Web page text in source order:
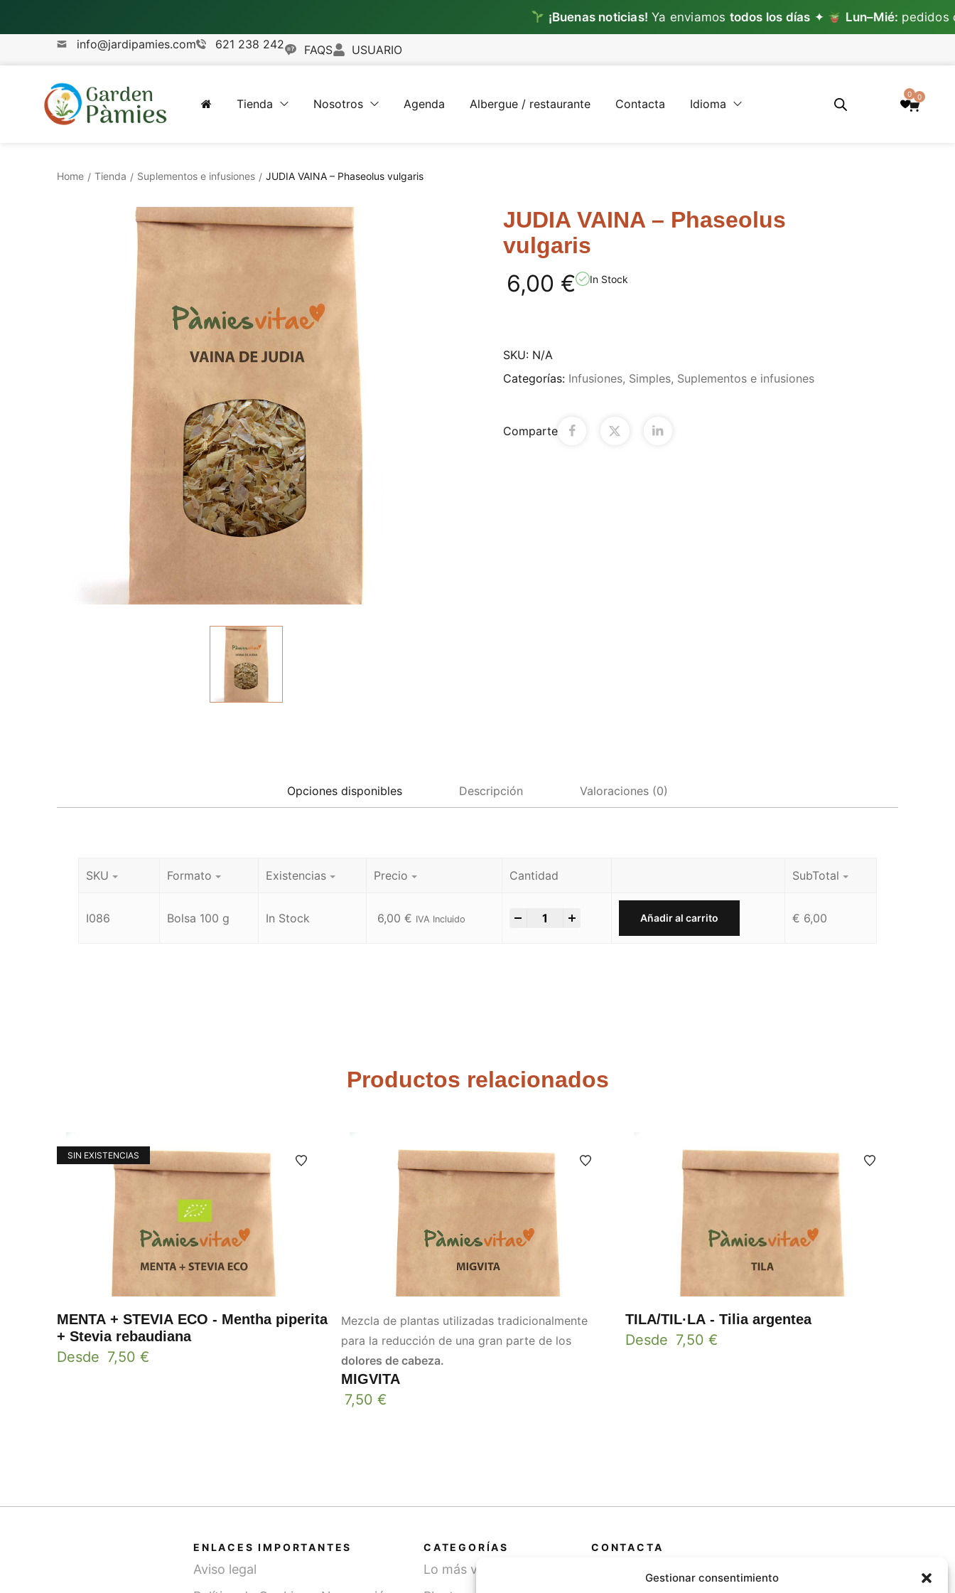
Gestionar consentimiento
¡Buenas noticias!Ya enviamostodos los días✦ Lun–Mié: pedidos con
info@jardipamies.com
621 238 242 FAQS USUARIO
Tienda Nosotros Agenda Albergue / restaurante Contacta Idioma
0 0
Home / Tienda / Suplementos e infusiones / JUDIA VAINA – Phaseolus vulgaris
JUDIA VAINA – Phaseolus
vulgaris
6,00 € In Stock
SKU: N/A
Categorías: Infusiones, Simples, Suplementos e infusiones
Comparte
Opciones disponibles Descripción Valoraciones (0)
SKU Formato Existencias Precio Cantidad SubTotal
I086 Bolsa 100 g In Stock 6,00 € IVA Incluido Añadir al carrito € 6,00
Productos relacionados
SIN EXISTENCIAS
MENTA + STEVIA ECO - Mentha piperita
+ Stevia rebaudiana
Desde 7,50 €
Mezcla de plantas utilizadas tradicionalmente
para la reducción de una gran parte de los
dolores de cabeza.
MIGVITA
7,50 €
TILA/TIL·LA - Tilia argentea
Desde 7,50 €
ENLACES IMPORTANTES
Aviso legal
CATEGORÍAS
Lo más vendido
CONTACTA